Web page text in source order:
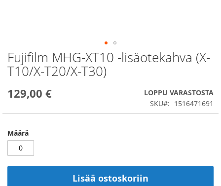
Fujifilm MHG-XT10 -lisäotekahva (X-
T10/X-T20/X-T30)
129,00 €
LOPPU VARASTOSTA
SKU
1516471691
Määrä
Lisää ostoskoriin
Skip
to
of